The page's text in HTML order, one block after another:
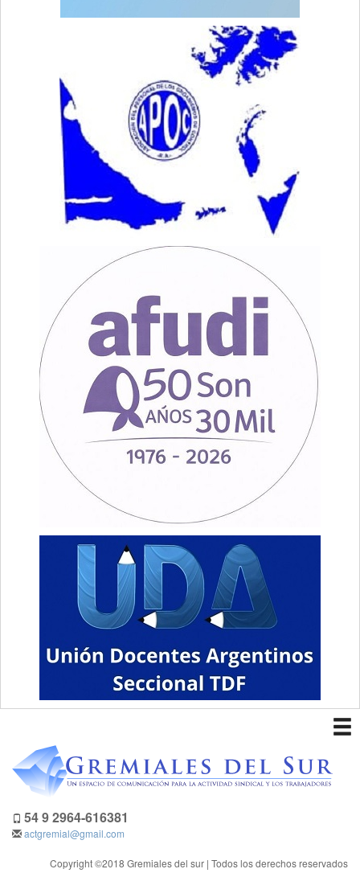
54 9 2964-616381
actgremial@gmail.com
Copyright ©2018 Gremiales del sur | Todos los derechos reservados